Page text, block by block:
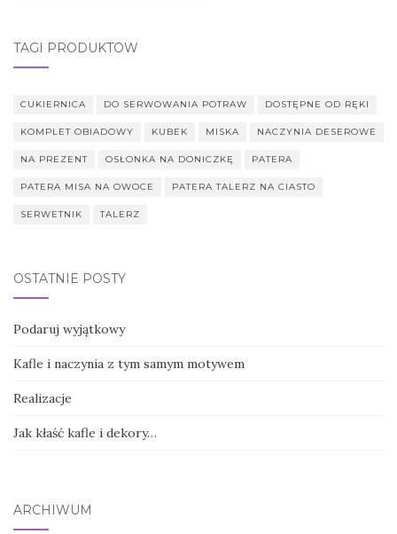
TAGI PRODUKTÓW
CUKIERNICA DO SERWOWANIA POTRAW DOSTĘPNE OD RĘKI
KOMPLET OBIADOWY KUBEK MISKA NACZYNIA DESEROWE
NA PREZENT OSŁONKA NA DONICZKĘ PATERA
PATERA MISA NA OWOCE PATERA TALERZ NA CIASTO
SERWETNIK TALERZ
OSTATNIE POSTY
Podaruj wyjątkowy
Kafle i naczynia z tym samym motywem
Realizacje
Jak kłaść kafle i dekory…
ARCHIWUM